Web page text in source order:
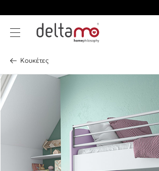
Κουκέτες